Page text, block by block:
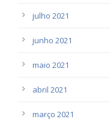
julho 2021
junho 2021
maio 2021
abril 2021
março 2021